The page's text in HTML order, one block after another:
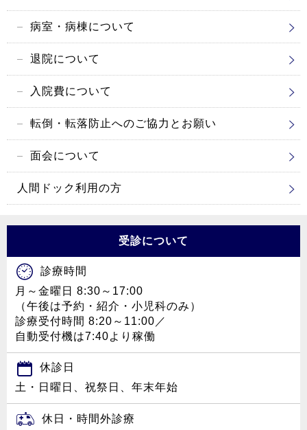
病室・病棟について
退院について
入院費について
転倒・転落防止へのご協力とお願い
面会について
人間ドック利用の方
受診について
診療時間
月～金曜日 8:30～17:00
（午後は予約・紹介・小児科のみ）
診療受付時間 8:20～11:00／
自動受付機は7:40より稼働
休診日
土・日曜日、祝祭日、年末年始
休日・時間外診療